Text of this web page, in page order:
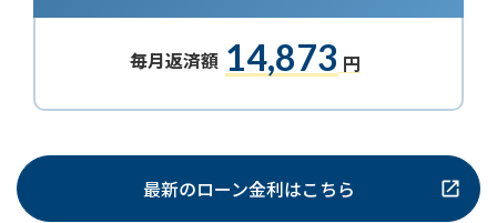
毎月返済額 14,873 円
最新のローン金利はこちら